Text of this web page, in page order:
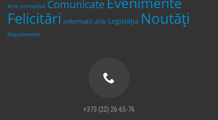
Acte normative Comunicate
Felicitări Informații utile Legislaţia Noutăți
Regulamente
+373 (22) 26-65-76